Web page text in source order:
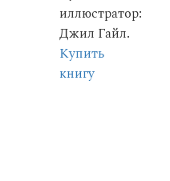
иллюстратор:
Джил Гайл.
Купить
книгу